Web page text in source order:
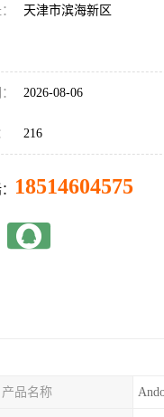
天津市滨海新区
2026-08-06
216
18514604575
产品名称